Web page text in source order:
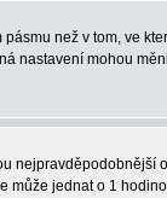
než v tom, ve
nastavení mohou
nejpravděpodobnější
může jednat o 1